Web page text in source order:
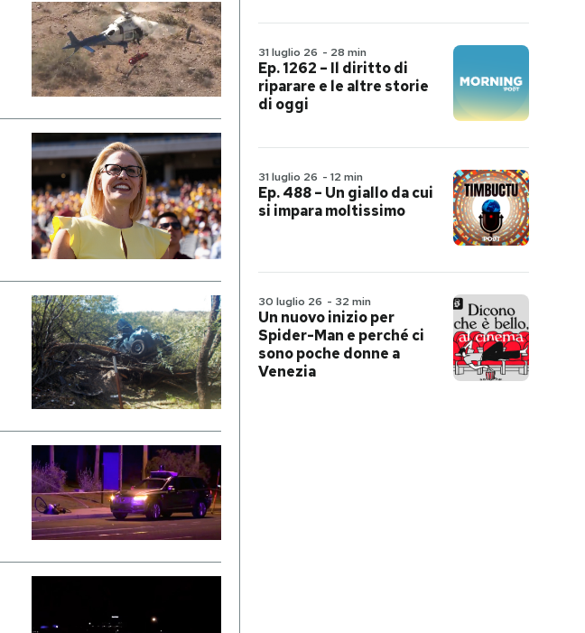
31 luglio 26 - 28 min
Ep. 1262 – Il diritto di
riparare e le altre storie
di oggi
31 luglio 26 - 12 min
Ep. 488 – Un giallo da cui
si impara moltissimo
30 luglio 26 - 32 min
Un nuovo inizio per
Spider-Man e perché ci
sono poche donne a
Venezia